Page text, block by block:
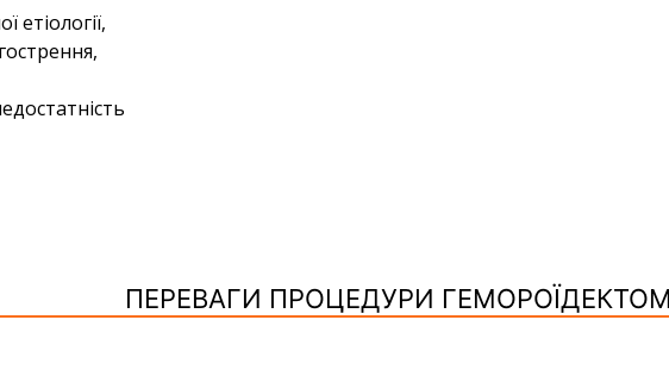
етіології,
ПЕРЕВАГИ ПРОЦЕДУРИ